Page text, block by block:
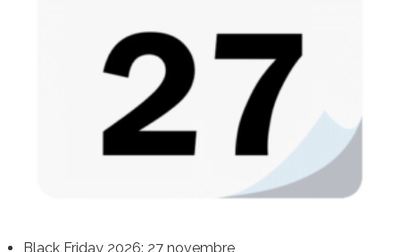
Black Friday 2026: 27 novembre